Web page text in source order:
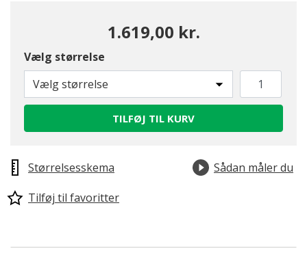
1.619,00 kr.
Vælg størrelse
Vælg størrelse
TILFØJ TIL KURV
Størrelsesskema
Sådan måler du
Tilføj til favoritter